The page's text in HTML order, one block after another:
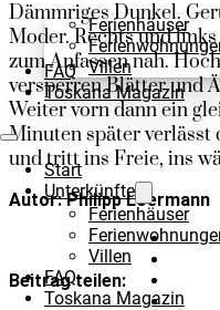
Ferienhäuser
Villen
FAQ
Toskana Magazin
Start
Unterkünfte
Ferienhäuser
Villen
FAQ
Toskana Magazin
Dämmriges Dunkel.
Moder. Rechts und
zum Anfassen nah.
versperren Blätter und
Weiter vorn dann ein
Minuten später verlässt
und tritt ins Freie, ins
Autor: Philipp Loermann
Beitrag teilen: